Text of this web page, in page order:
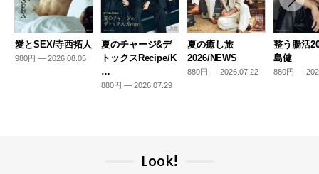
愛とSEX/寺西拓人
980円 — 2026.08.05
夏のチャージ&デ
トックスRecipe/K
…
880円 — 2026.07.29
夏の癒し旅
2026/NEWS
880円 — 2026.07.22
整う腸活
島健
880円 —
Look!